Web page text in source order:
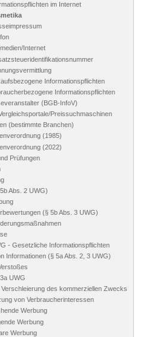
im Internet
Internet
Informationspflichten
Informationspflichten
(BGB-InfoV)
Preissuchmaschinen
(bestimmte Branchen)
(1985)
(2022)
Prüfungen
Abs. 2 UWG)
(§ 5b Abs. 3 UWG)
- Gesetzliche Informationspflichten
Informationen (§ 5a Abs. 2, 3 UWG)
UWG
des kommerziellen Zwecks
von Verbraucherinteressen
Werbung
Werbung
Werbung